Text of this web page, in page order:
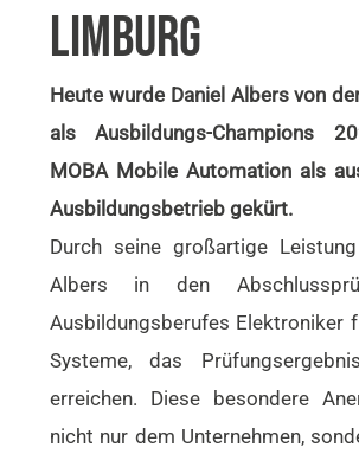
LIMBURG
Heute wurde Daniel Albers von
als Ausbildungs-Champions
MOBA Mobile Automation als
Ausbildungsbetrieb gekürt.
Durch seine großartige
Albers in den
Ausbildungsberufes Elektroniker
Systeme, das
erreichen. Diese besondere
nicht nur dem Unternehmen,